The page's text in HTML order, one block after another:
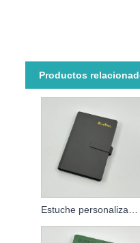
Productos